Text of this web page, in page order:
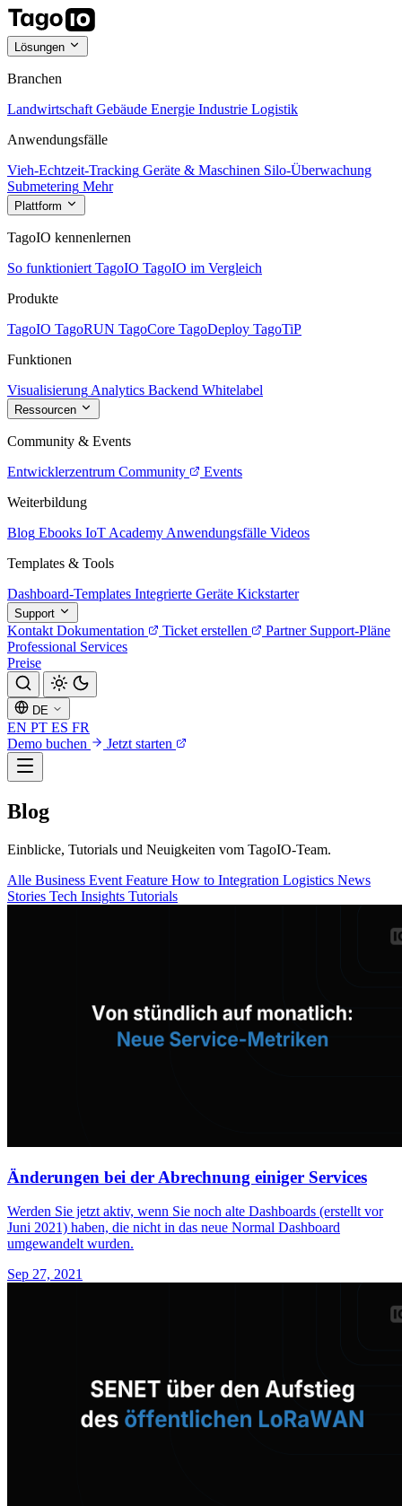
Lösungen
Branchen
Landwirtschaft Gebäude Energie Industrie Logistik
Anwendungsfälle
Vieh-Echtzeit-Tracking Geräte & Maschinen Silo-Überwachung
Submetering Mehr
Plattform
TagoIO kennenlernen
So funktioniert TagoIO TagoIO im Vergleich
Produkte
TagoIO TagoRUN TagoCore TagoDeploy TagoTiP
Funktionen
Visualisierung Analytics Backend Whitelabel
Ressourcen
Community & Events
Entwicklerzentrum Community
Events
Weiterbildung
Blog Ebooks IoT Academy Anwendungsfälle Videos
Templates & Tools
Dashboard-Templates Integrierte Geräte Kickstarter
Support
Kontakt Dokumentation Ticket erstellen Partner Support-Pläne
Professional Services
Preise
DE
EN PT ES FR
Demo buchen
Jetzt starten
Blog
Einblicke, Tutorials und Neuigkeiten vom TagoIO-Team.
Alle Business Event Feature How to Integration Logistics News
Stories Tech Insights Tutorials
Änderungen bei der Abrechnung einiger Services
Werden Sie jetzt aktiv, wenn Sie noch alte Dashboards (erstellt vor
Juni 2021) haben, die nicht in das neue Normal Dashboard
umgewandelt wurden.
Sep 27, 2021